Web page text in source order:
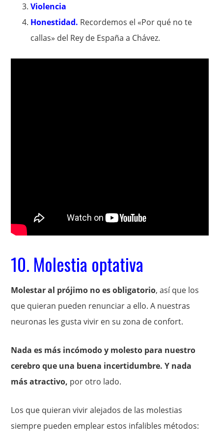
Violencia
Honestidad. Recordemos el «Por qué no te
callas» del Rey de España a Chávez.
10. Molestia optativa
Molestar al prójimo no es obligatorio, así que los
que quieran pueden renunciar a ello. A nuestras
neuronas les gusta vivir en su zona de confort.
Nada es más incómodo y molesto para nuestro
cerebro que una buena incertidumbre. Y nada
más atractivo, por otro lado.
Los que quieran vivir alejados de las molestias
siempre pueden emplear estos infalibles métodos: